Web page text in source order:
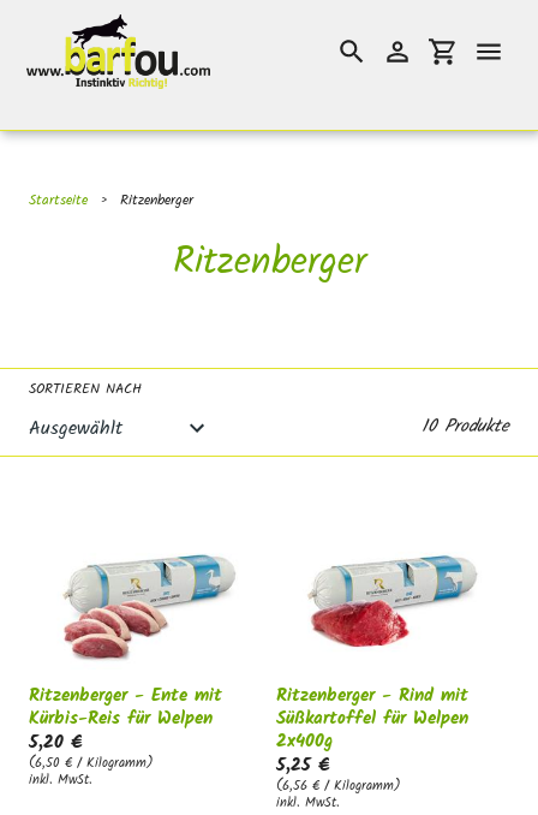
Inhalt
SuchenEinloggen
Startseite › Ritzenberger
S
l
g
:
Ritzenberger
SORTIEREN NACH
10 Produkte
Ritzenberger - Ente mit
Kürbis-Reis für Welpen
5,20 €
(6,50 € / Kilogramm)
inkl. MwSt.
Ritzenberger - Rind mit
Süßkartoffel für Welpen
2x400g
5,25 €
(6,56 € / Kilogramm)
inkl. MwSt.